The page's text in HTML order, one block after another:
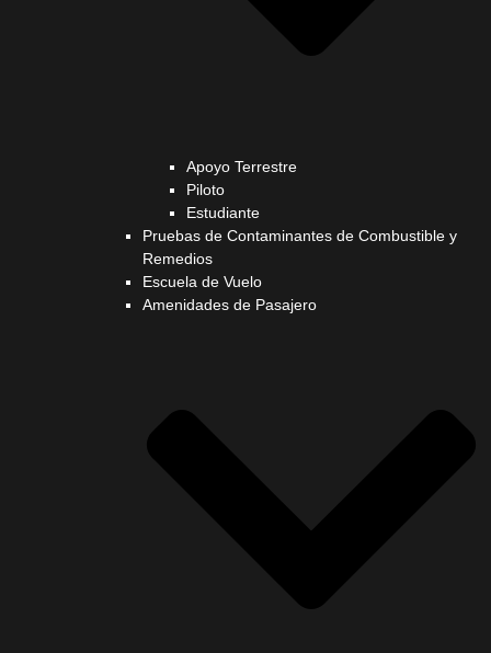
Apoyo Terrestre
Piloto
Estudiante
Pruebas de Contaminantes de Combustible y
Remedios
Escuela de Vuelo
Amenidades de Pasajero